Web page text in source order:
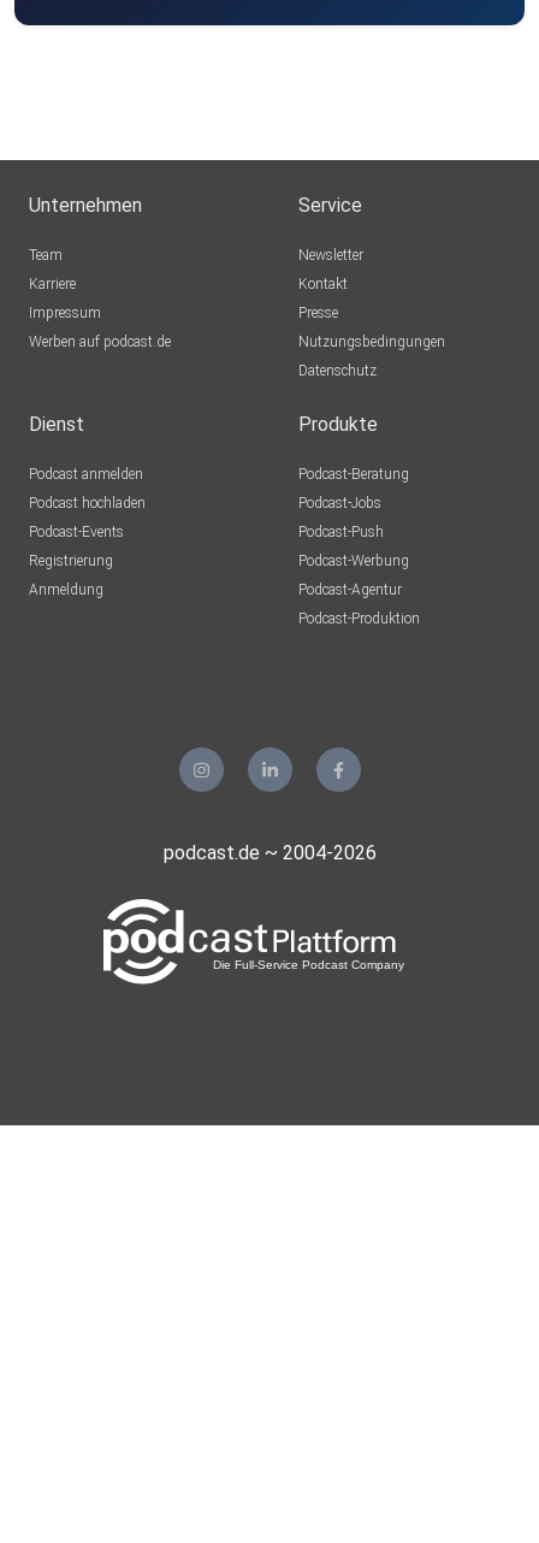
Unternehmen
Team
Karriere
Impressum
Werben auf podcast.de
Service
Newsletter
Kontakt
Presse
Nutzungsbedingungen
Datenschutz
Dienst
Podcast anmelden
Podcast hochladen
Podcast-Events
Registrierung
Anmeldung
Produkte
Podcast-Beratung
Podcast-Jobs
Podcast-Push
Podcast-Werbung
Podcast-Agentur
Podcast-Produktion
podcast.de ~ 2004-2026